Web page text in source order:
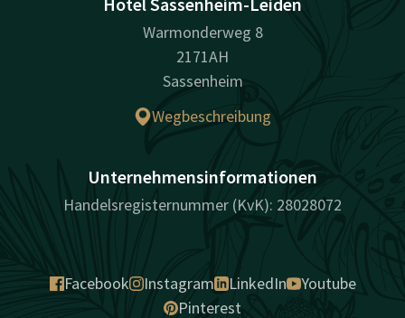
Warmonderweg 8
2171AH
Sassenheim
Wegbeschreibung
Unternehmensinformationen
Handelsregisternummer (KvK): 28028072
Facebook Instagram LinkedIn
Youtube
Pinterest